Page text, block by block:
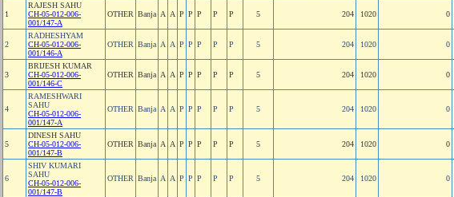
1
RAJESH SAHU
CH-05-012-006-
001/147-A
OTHER Banja A A P P P P P 5 204 1020 0
2
RADHESHYAM
CH-05-012-006-
001/146-A
OTHER Banja A A P P P P P 5 204 1020 0
3
BRIJESH KUMAR
CH-05-012-006-
001/146-C
OTHER Banja A A P P P P P 5 204 1020 0
4
RAMESHWARI
SAHU
CH-05-012-006-
001/147-A
OTHER Banja A A P P P P P 5 204 1020 0
5
DINESH SAHU
CH-05-012-006-
001/147-B
OTHER Banja A A P P P P P 5 204 1020 0
6
SHIV KUMARI
SAHU
CH-05-012-006-
001/147-B
OTHER Banja A A P P P P P 5 204 1020 0